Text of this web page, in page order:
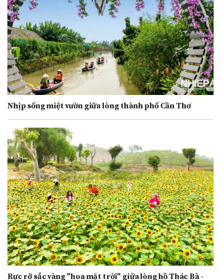
Nhịp sống miệt vườn giữa lòng thành phố Cần Thơ
Rực rỡ sắc vàng "hoa mặt trời" giữa lòng hồ Thác Bà -